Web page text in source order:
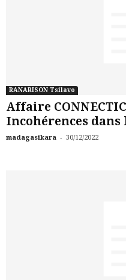
RANARISON Tsilavo
Affaire
Incohérences dans
madagasikara - 30/12/2022